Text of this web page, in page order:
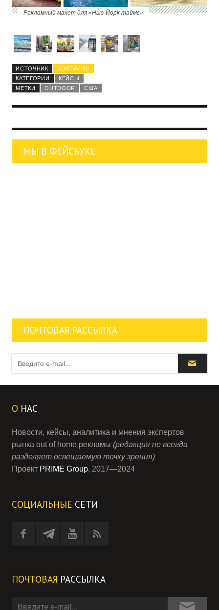
Рекламный макет для «Нью-Йорк таймс»
ИСТОЧНИК
SOSTAV.RU
КАТЕГОРИИ
КЕЙСЫ
МЕТКИ
OUTDOOR США
МЫ В ФЕЙСБУКЕ
ПОЧТОВАЯ РАССЫЛКА
О НАС
Новости, кейсы, аналитика и мнения экспертов
рынка out of home рекламы (редакция не всегда
разделяет освещаемую точку зрения)
Проект PRIME Group, 2017—2024
СОЦИАЛЬНЫЕ СЕТИ
ПОЧТОВАЯ РАССЫЛКА